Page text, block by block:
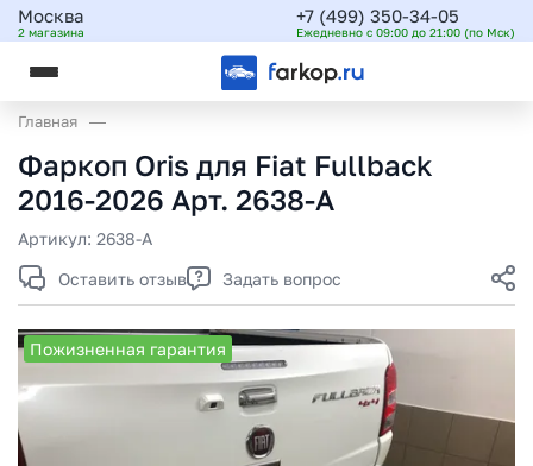
Москва
2 магазина
+7 (499) 350-34-05
Ежедневно с 09:00 до 21:00 (по Мск)
Главная
Фаркоп Oris для Fiat Fullback
2016-2026 Арт. 2638-A
Артикул: 2638-A
Оставить отзыв
Задать вопрос
Пожизненная гарантия